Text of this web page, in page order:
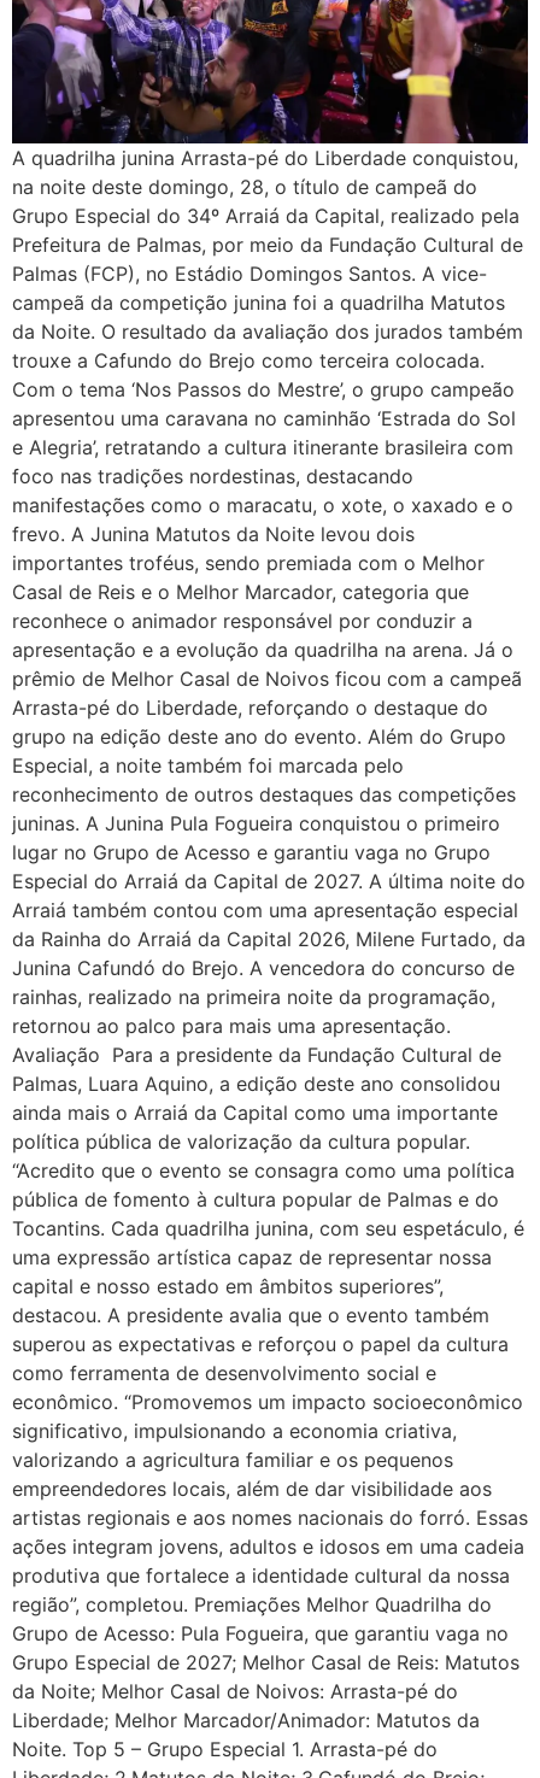
A quadrilha junina Arrasta-pé do Liberdade conquistou,
na noite deste domingo, 28, o título de campeã do
Grupo Especial do 34º Arraiá da Capital, realizado pela
Prefeitura de Palmas, por meio da Fundação Cultural de
Palmas (FCP), no Estádio Domingos Santos. A vice-
campeã da competição junina foi a quadrilha Matutos
da Noite. O resultado da avaliação dos jurados também
trouxe a Cafundo do Brejo como terceira colocada.
Com o tema ‘Nos Passos do Mestre’, o grupo campeão
apresentou uma caravana no caminhão ‘Estrada do Sol
e Alegria’, retratando a cultura itinerante brasileira com
foco nas tradições nordestinas, destacando
manifestações como o maracatu, o xote, o xaxado e o
frevo. A Junina Matutos da Noite levou dois
importantes troféus, sendo premiada com o Melhor
Casal de Reis e o Melhor Marcador, categoria que
reconhece o animador responsável por conduzir a
apresentação e a evolução da quadrilha na arena. Já o
prêmio de Melhor Casal de Noivos ficou com a campeã
Arrasta-pé do Liberdade, reforçando o destaque do
grupo na edição deste ano do evento. Além do Grupo
Especial, a noite também foi marcada pelo
reconhecimento de outros destaques das competições
juninas. A Junina Pula Fogueira conquistou o primeiro
lugar no Grupo de Acesso e garantiu vaga no Grupo
Especial do Arraiá da Capital de 2027. A última noite do
Arraiá também contou com uma apresentação especial
da Rainha do Arraiá da Capital 2026, Milene Furtado, da
Junina Cafundó do Brejo. A vencedora do concurso de
rainhas, realizado na primeira noite da programação,
retornou ao palco para mais uma apresentação.
Avaliação Para a presidente da Fundação Cultural de
Palmas, Luara Aquino, a edição deste ano consolidou
ainda mais o Arraiá da Capital como uma importante
política pública de valorização da cultura popular.
“Acredito que o evento se consagra como uma política
pública de fomento à cultura popular de Palmas e do
Tocantins. Cada quadrilha junina, com seu espetáculo, é
uma expressão artística capaz de representar nossa
capital e nosso estado em âmbitos superiores”,
destacou. A presidente avalia que o evento também
superou as expectativas e reforçou o papel da cultura
como ferramenta de desenvolvimento social e
econômico. “Promovemos um impacto socioeconômico
significativo, impulsionando a economia criativa,
valorizando a agricultura familiar e os pequenos
empreendedores locais, além de dar visibilidade aos
artistas regionais e aos nomes nacionais do forró. Essas
ações integram jovens, adultos e idosos em uma cadeia
produtiva que fortalece a identidade cultural da nossa
região”, completou. Premiações Melhor Quadrilha do
Grupo de Acesso: Pula Fogueira, que garantiu vaga no
Grupo Especial de 2027; Melhor Casal de Reis: Matutos
da Noite; Melhor Casal de Noivos: Arrasta-pé do
Liberdade; Melhor Marcador/Animador: Matutos da
Noite. Top 5 – Grupo Especial 1. Arrasta-pé do